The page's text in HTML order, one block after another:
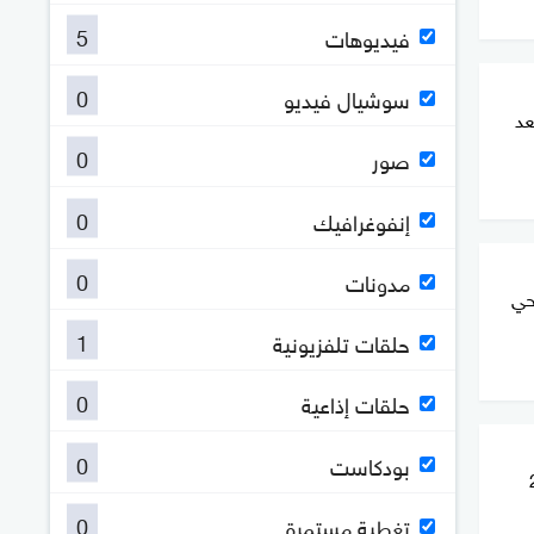
21
فيديوهات
5
سوشيال فيديو
0
صور
0
إنفوغرافيك
0
مدونات
0
حلقات تلفزيونية
1
حلقات إذاعية
0
بودكاست
0
تغطية مستمرة
0